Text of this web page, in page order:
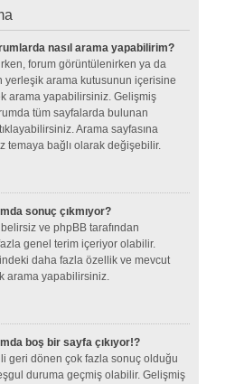
nasıl arama yapabilirim?
forum görüntülenirken ya da
yerleşik arama kutusunun içerisine
arama yapabilirsiniz. Gelişmiş
tüm sayfalarda bulunan
Arama sayfasına
temaya bağlı olarak değişebilir.
sonuç çıkmıyor?
belirsiz ve phpBB tarafından
genel terim içeriyor olabilir.
daha fazla özellik ve mevcut
arama yapabilirsiniz.
boş bir sayfa çıkıyor!?
geri dönen çok fazla sonuç olduğu
duruma geçmiş olabilir. Gelişmiş